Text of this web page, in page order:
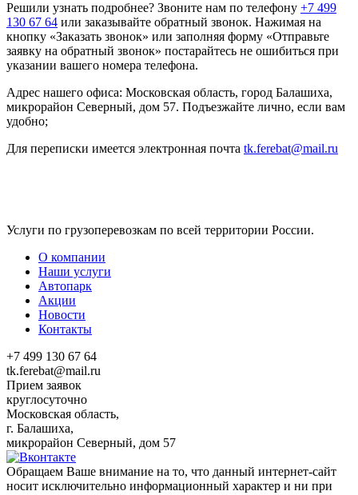
Решили узнать подробнее? Звоните нам по телефону +7 499
130 67 64 или заказывайте обратный звонок. Нажимая на
кнопку «Заказать звонок» или заполняя форму «Отправьте
заявку на обратный звонок» постарайтесь не ошибиться при
указании вашего номера телефона.
Адрес нашего офиса: Московская область, город Балашиха,
микрорайон Северный, дом 57. Подъезжайте лично, если вам
удобно;
Для переписки имеется электронная почта tk.ferebat@mail.ru
Услуги по грузоперевозкам по всей территории России.
О компании
Наши услуги
Автопарк
Акции
Новости
Контакты
+7 499 130 67 64
tk.ferebat@mail.ru
Прием заявок
круглосуточно
Московская область,
г. Балашиха,
микрорайон Северный, дом 57
Обращаем Ваше внимание на то, что данный интернет-сайт
носит исключительно информационный характер и ни при